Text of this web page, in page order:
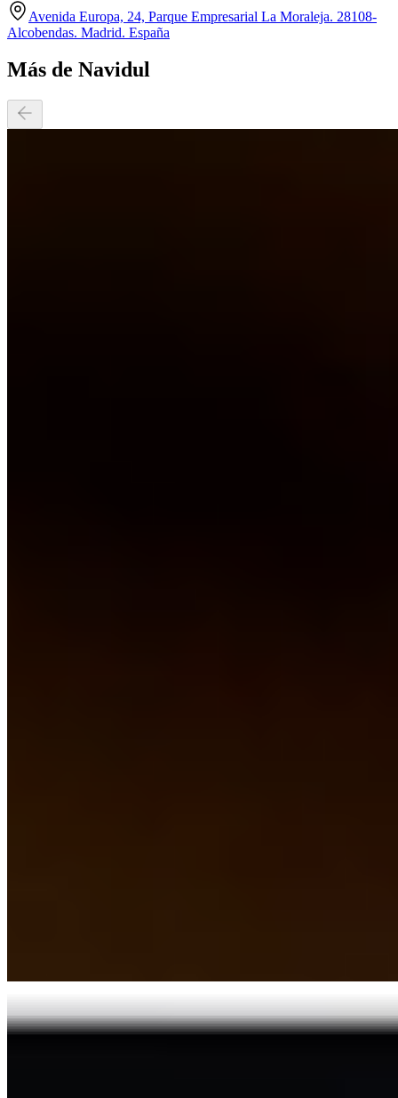
Avenida Europa, 24, Parque Empresarial La Moraleja. 28108-
Alcobendas. Madrid. España
Más de Navidul
05-05-202607:00